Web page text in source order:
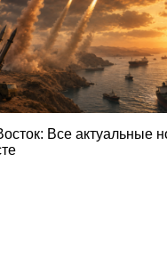
Все актуальные